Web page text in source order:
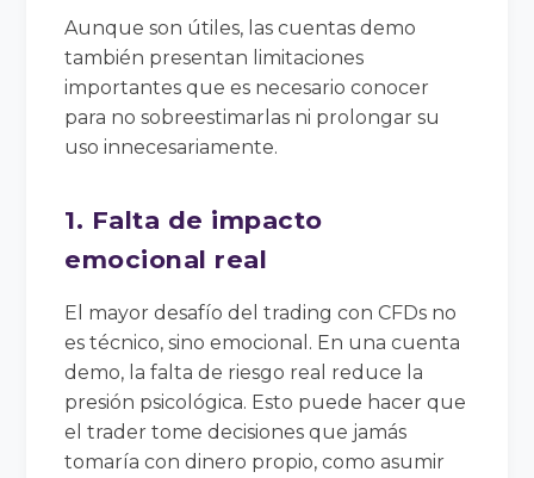
Aunque son útiles, las cuentas demo
también presentan limitaciones
importantes que es necesario conocer
para no sobreestimarlas ni prolongar su
uso innecesariamente.
1. Falta de impacto
emocional real
El mayor desafío del trading con CFDs no
es técnico, sino emocional. En una cuenta
demo, la falta de riesgo real reduce la
presión psicológica. Esto puede hacer que
el trader tome decisiones que jamás
tomaría con dinero propio, como asumir